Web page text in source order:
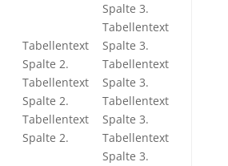
Tabellentext
Spalte 2.
Tabellentext
Spalte 2.
Tabellentext
Spalte 2.
Spalte 3.
Tabellentext
Spalte 3.
Tabellentext
Spalte 3.
Tabellentext
Spalte 3.
Tabellentext
Spalte 3.